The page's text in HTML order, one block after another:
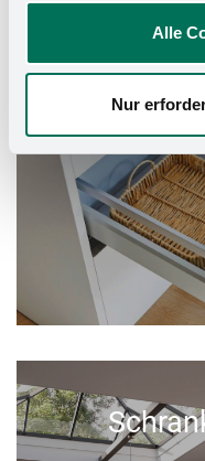
Alle
Nur